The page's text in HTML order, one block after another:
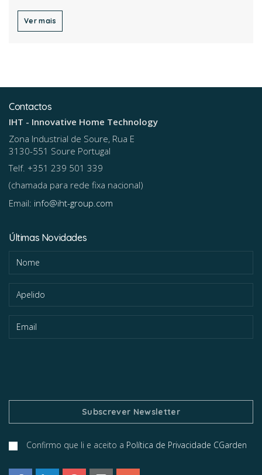
Ver mais
Contactos
IHT - Innovative Home Technology
Zona Industrial de Soure, Rua E
3130-551 Soure Portugal
Telf. +351 239 501 339
(chamada para rede fixa nacional)
Email: info@iht-group.com
Últimas Novidades
Confirmo que li e aceito a Política de Privacidade CGarden